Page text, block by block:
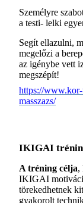
Személyre
a testi- lelki
Segít ellazulni,
megelőzi a
az igénybe vett
megszépít!
https://
masszazs/
IKIGAI
A tréning célja,
IKIGAI
törekedhetnek
gyakorolt